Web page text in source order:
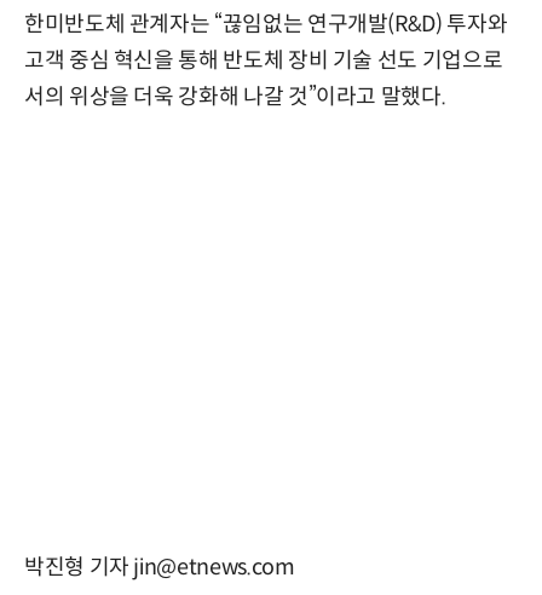
한미반도체 관계자는 “끊임없는 연구개발(R&D) 투자와
고객 중심 혁신을 통해 반도체 장비 기술 선도 기업으로
서의 위상을 더욱 강화해 나갈 것”이라고 말했다.
박진형 기자 jin@etnews.com